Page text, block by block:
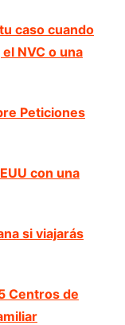
caso cuando
NVC o una
Peticiones
con una
si viajarás
Centros de